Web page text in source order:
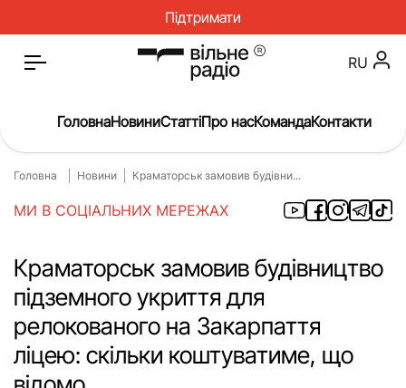
Підтримати
Головна
Новини
Окупація
Про нас
Війна
Гроші
Освіта
Інструкції
Медицина
ЖКГ
Історія
RU
ГоловнаНовиниСтаттіПро насКомандаКонтакти
Головна Новини Краматорськ замовив будівни...
МИ В СОЦІАЛЬНИХ МЕРЕЖАХ
Краматорськ замовив будівництво
підземного укриття для
релокованого на Закарпаття
ліцею: скільки коштуватиме, що